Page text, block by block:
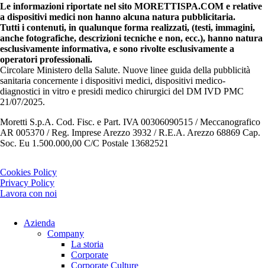
Le informazioni riportate nel sito MORETTISPA.COM e relative
a dispositivi medici non hanno alcuna natura pubblicitaria.
Tutti i contenuti, in qualunque forma realizzati, (testi, immagini,
anche fotografiche, descrizioni tecniche e non, ecc.), hanno natura
esclusivamente informativa, e sono rivolte esclusivamente a
operatori professionali.
Circolare Ministero della Salute. Nuove linee guida della pubblicità
sanitaria concernente i dispositivi medici, dispositivi medico-
diagnostici in vitro e presidi medico chirurgici del DM IVD PMC
21/07/2025.
Moretti S.p.A. Cod. Fisc. e Part. IVA 00306090515 / Meccanografico
AR 005370 / Reg. Imprese Arezzo 3932 / R.E.A. Arezzo 68869 Cap.
Soc. Eu 1.500.000,00 C/C Postale 13682521
Cookies Policy
Privacy Policy
Lavora con noi
Azienda
Company
La storia
Corporate
Corporate Culture